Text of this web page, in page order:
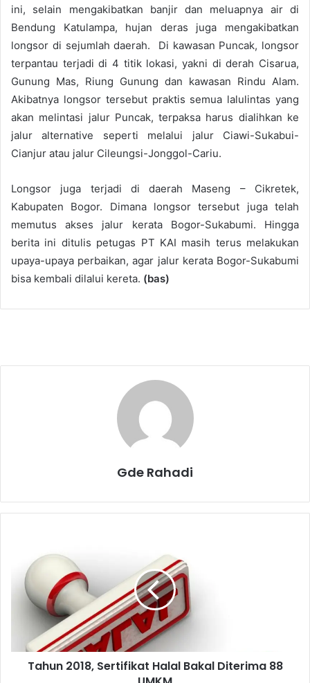
ini, selain mengakibatkan banjir dan meluapnya air di
Bendung Katulampa, hujan deras juga mengakibatkan
longsor di sejumlah daerah. Di kawasan Puncak, longsor
terpantau terjadi di 4 titik lokasi, yakni di derah Cisarua,
Gunung Mas, Riung Gunung dan kawasan Rindu Alam.
Akibatnya longsor tersebut praktis semua lalulintas yang
akan melintasi jalur Puncak, terpaksa harus dialihkan ke
jalur alternative seperti melalui jalur Ciawi-Sukabui-
Cianjur atau jalur Cileungsi-Jonggol-Cariu.
Longsor juga terjadi di daerah Maseng – Cikretek,
Kabupaten Bogor. Dimana longsor tersebut juga telah
memutus akses jalur kerata Bogor-Sukabumi. Hingga
berita ini ditulis petugas PT KAI masih terus melakukan
upaya-upaya perbaikan, agar jalur kerata Bogor-Sukabumi
bisa kembali dilalui kereta. (bas)
Gde Rahadi
8
Tahun 2018, Sertifikat Halal Bakal Diterima 88